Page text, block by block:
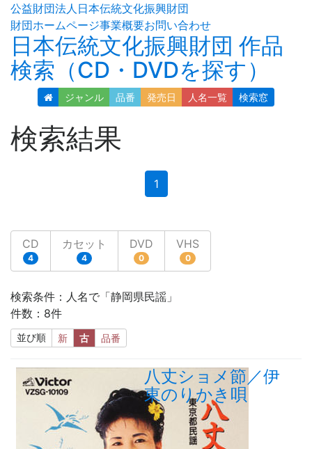
公益財団法人日本伝統文化振興財団
財団ホームページ事業概要お問い合わせ
日本伝統文化振興財団 作品
検索（CD・DVDを探す）
ジャンル 品番 発売日 人名一覧 検索窓
検索結果
1(current)
CD
4
カセット
4
DVD
0
VHS
0
検索条件：人名で「静岡県民謡」
件数：8件
並び順 新 古 品番
八丈ショメ節／伊
東のりかき唄